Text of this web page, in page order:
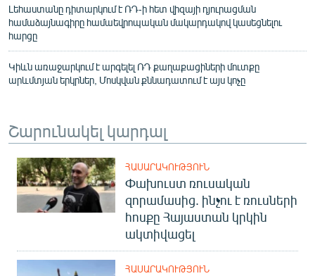
Լեհաստանը դիտարկում է ՌԴ-ի հետ վիզայի դյուրացման
համաձայնագիրը համաեվրոպական մակարդակով կասեցնելու
հարցը
Կիևն առաջարկում է արգելել ՌԴ քաղաքացիների մուտքը
արևմտյան երկրներ, Մոսկվան քննադատում է այս կոչը
Շարունակել կարդալ
ՀԱՍԱՐԱԿՈՒԹՅՈՒՆ
Փախուստ ռուսական
զորամասից. ինչու է ռուսների
հոսքը Հայաստան կրկին
ակտիվացել
ՀԱՍԱՐԱԿՈՒԹՅՈՒՆ